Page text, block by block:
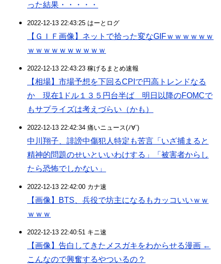
った結果・・・・・
2022-12-13 22:43:25 はーとログ
【ＧＩＦ画像】ネットで拾った変なGIFｗｗｗｗｗｗ
ｗｗｗｗｗｗｗｗｗｗ
2022-12-13 22:43:23 稼げるまとめ速報
【相場】市場予想を下回るCPIで円高トレンドなる
か 現在1ドル１３５円台半ば 明日以降のFOMCで
もサプライズは考えづらい（かも）
2022-12-13 22:42:34 痛いニュース(ﾉ∀`)
中川翔子、誹謗中傷犯人特定も苦言「いざ捕まると
精神的問題のせいといいわけする」「被害者からし
たら恐怖でしかない」
2022-12-13 22:42:00 カナ速
【画像】BTS、兵役で坊主になるもカッコいいｗｗ
ｗｗｗ
2022-12-13 22:40:51 キニ速
【画像】告白してきたメスガキをわからせる漫画 ←
こんなので興奮するやついるの？